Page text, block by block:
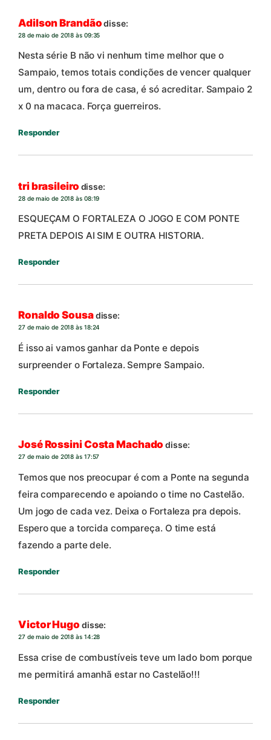
Adilson Brandão disse:
28 de maio de 2018 às 09:35
Nesta série B não vi nenhum time melhor que o
Sampaio, temos totais condições de vencer qualquer
um, dentro ou fora de casa, é só acreditar. Sampaio 2
x 0 na macaca. Força guerreiros.
Responder
tri brasileiro disse:
28 de maio de 2018 às 08:19
ESQUEÇAM O FORTALEZA O JOGO E COM PONTE
PRETA DEPOIS AI SIM E OUTRA HISTORIA.
Responder
Ronaldo Sousadisse:
27 de maio de 2018 às 18:24
É isso ai vamos ganhar da Ponte e depois
surpreender o Fortaleza. Sempre Sampaio.
Responder
José Rossini Costa Machado disse:
27 de maio de 2018 às 17:57
Temos que nos preocupar é com a Ponte na segunda
feira comparecendo e apoiando o time no Castelão.
Um jogo de cada vez. Deixa o Fortaleza pra depois.
Espero que a torcida compareça. O time está
fazendo a parte dele.
Responder
Victor Hugo disse:
27 de maio de 2018 às 14:28
Essa crise de combustíveis teve um lado bom porque
me permitirá amanhã estar no Castelão!!!
Responder